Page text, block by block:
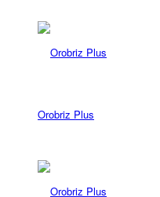
Orobriz Plus